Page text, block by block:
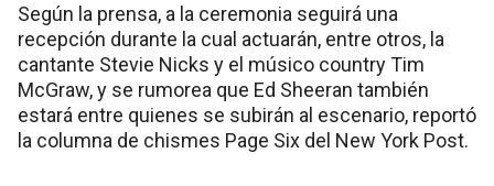
Según la prensa, a la ceremonia seguirá una
recepción durante la cual actuarán, entre otros, la
cantante Stevie Nicks y el músico country Tim
McGraw, y se rumorea que Ed Sheeran también
estará entre quienes se subirán al escenario, reportó
la columna de chismes Page Six del New York Post.